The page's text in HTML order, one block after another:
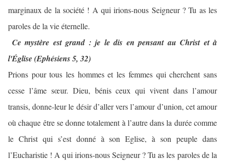
marginaux de la société ! A qui irions-nous Seigneur ? Tu as les
paroles de la vie éternelle.
Ce mystère est grand : je le dis en pensant au Christ et à
l'Église (Ephésiens 5, 32)
Prions pour tous les hommes et les femmes qui cherchent sans
cesse l’âme sœur. Dieu, bénis ceux qui vivent dans l’amour
transis, donne-leur le désir d’aller vers l’amour d’union, cet amour
où chaque être se donne totalement à l’autre dans la durée comme
le Christ qui s’est donné à son Eglise, à son peuple dans
l’Eucharistie ! A qui irions-nous Seigneur ? Tu as les paroles de la